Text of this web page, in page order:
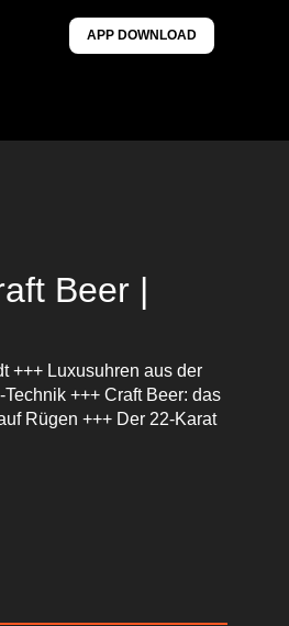
APP DOWNLOAD
Beer |
+++ Luxusuhren aus der
+++ Craft Beer: das
Rügen +++ Der 22-Karat